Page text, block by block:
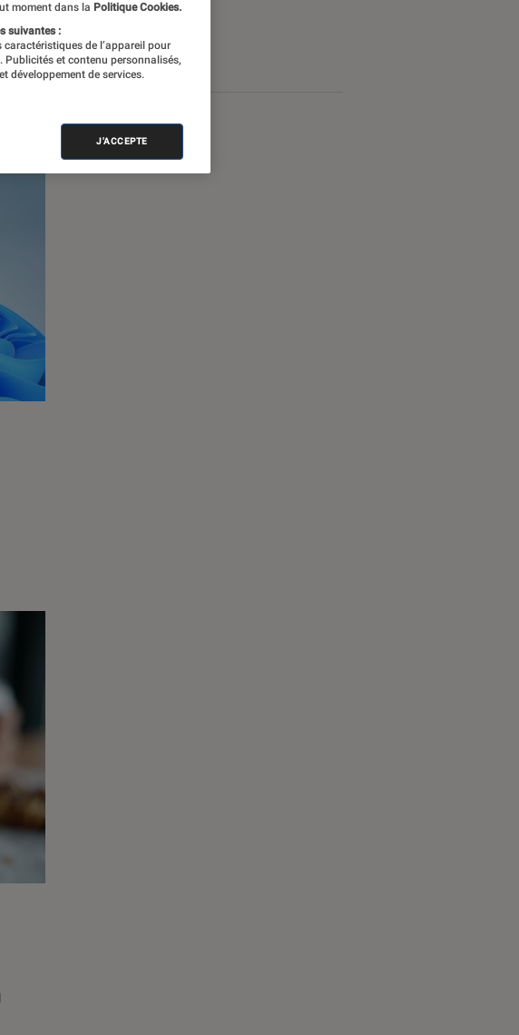
moment dans la Politique Cookies.
suivantes :
de l’appareil pour
Publicités et contenu personnalisés,
développement de services.
J'ACCEPTE